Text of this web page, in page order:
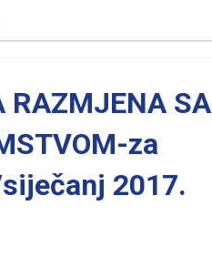
RAZMJENA SA
za
2017.